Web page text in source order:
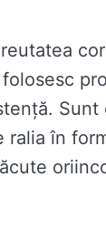
Sunt
ralia în